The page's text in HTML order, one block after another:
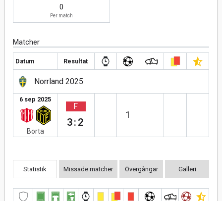
0
Per match
Matcher
Datum Resultat
Norrland 2025
6 sep 2025
Borta
F
3:2
1
Statistik Missade matcher Övergångar Galleri